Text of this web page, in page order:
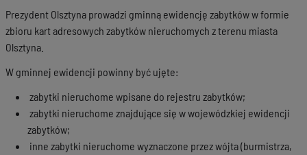
Prezydent Olsztyna prowadzi gminną ewidencję zabytków w formie
zbioru kart adresowych zabytków nieruchomych z terenu miasta
Olsztyna.
W gminnej ewidencji powinny być ujęte:
zabytki nieruchome wpisane do rejestru zabytków;
zabytki nieruchome znajdujące się w wojewódzkiej ewidencji
zabytków;
inne zabytki nieruchome wyznaczone przez wójta (burmistrza,